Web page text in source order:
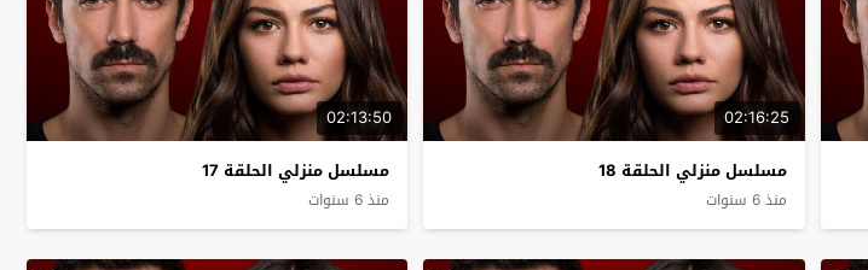
02:16:25
مسلسل منزلي الحلقة 18
منذ 6 سنوات
02:13:50
مسلسل منزلي الحلقة 17
منذ 6 سنوات